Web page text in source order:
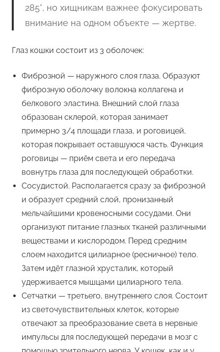
285°, но хищникам важнее фокусировать
внимание на одном объекте — жертве.
Глаз кошки состоит из 3 оболочек:
Фиброзной — наружного слоя глаза. Образуют
фиброзную оболочку волокна коллагена и
белкового эластина. Внешний слой глаза
образован склерой, которая занимает
примерно 3/4 площади глаза, и роговицей,
которая покрывает оставшуюся часть. Функция
роговицы — приём света и его передача
вовнутрь глаза для последующей обработки.
Сосудистой. Располагается сразу за фиброзной
и образует средний слой, пронизанный
мельчайшими кровеносными сосудами. Они
организуют питание глазных тканей различными
веществами и кислородом. Перед средним
слоем находится цилиарное (ресничное) тело.
Затем идёт глазной хрусталик, который
удерживается мышцами цилиарного тела.
Сетчатки — третьего, внутреннего слоя. Состоит
из светочувствительных клеток, которые
отвечают за преобразование света в нервные
импульсы для последующей передачи в мозг с